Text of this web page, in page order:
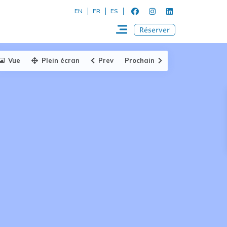
EN FR ES
Réserver
Vue Plein écran Prev Prochain